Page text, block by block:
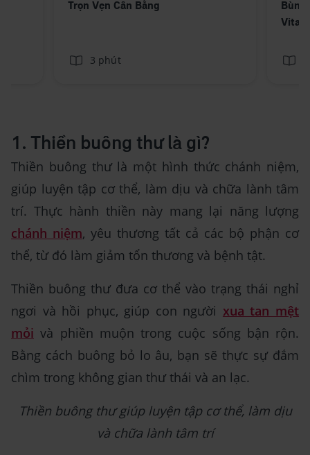
Trọn Vẹn Cân Bằng
3 phút
Bùng
1. Thiền buông thư là gì?
Thiền buông thư là một hình thức chánh niệm,
giúp luyện tập cơ thể, làm dịu và chữa lành tâm
trí. Thực hành thiền này mang lại năng lượng
chánh niệm, yêu thương tất cả các bộ phận cơ
thể, từ đó làm giảm tổn thương và bệnh tật.
Thiền buông thư đưa cơ thể vào trạng thái nghỉ
ngơi và hồi phục, giúp con người xua tan mệt
mỏi và phiền muộn trong cuộc sống bận rộn.
Bằng cách buông bỏ lo âu, bạn sẽ thực sự đắm
chìm trong không gian thư thái và an lạc.
Thiền buông thư giúp luyện tập cơ thể, làm dịu
và chữa lành tâm trí